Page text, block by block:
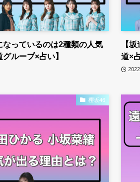
っているのは2種類の人気
ループ×占い】
【
道×
櫻坂46